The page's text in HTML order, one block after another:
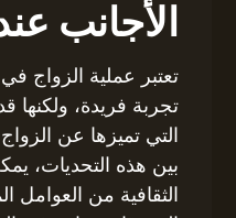
الأجانب
تعتبر عملية الزواج في
تجربة فريدة، ولكنها
التي تميزها عن
بين هذه التحديات،
الثقافية من العوامل